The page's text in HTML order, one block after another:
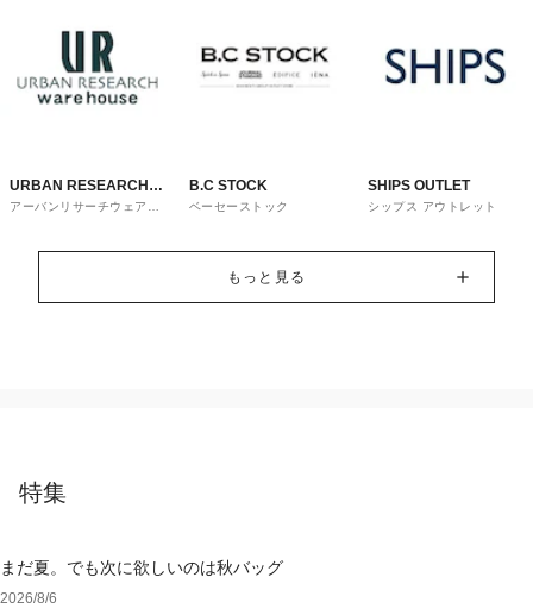
URBAN RESEARCH
ware house
アーバンリサーチウェアハ
B.C STOCK
ベーセーストック
SHIPS OUTLET
シップス アウトレット
もっと見る
特集
まだ夏。でも次に欲しいのは秋バッグ
2026/8/6